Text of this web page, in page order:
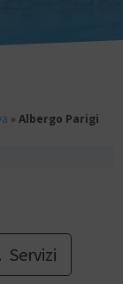
» Albergo Parigi
Servizi